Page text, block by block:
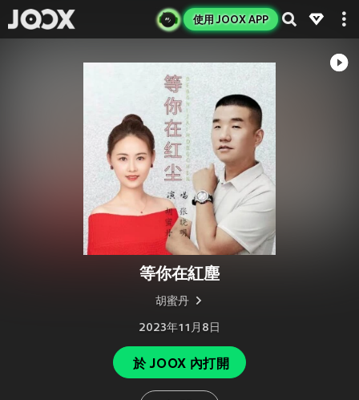
使用 JOOX APP
等你在紅塵
胡蜜丹
2023年11月8日
於 JOOX 內打開